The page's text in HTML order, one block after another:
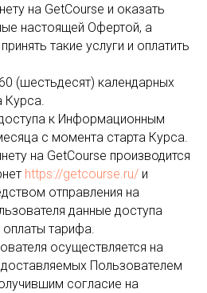
на GetCourse и оказать
настоящей Офертой, а
такие услуги и оплатить
(шестьдесят) календарных
Курса.
к Информационным
с момента старта Курса.
на GetCourse производится
https://getcourse.ru/ и
отправления на
данные доступа
тарифа.
осуществляется на
Пользователем
согласие на